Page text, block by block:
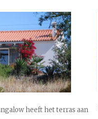
heeft het terras aan